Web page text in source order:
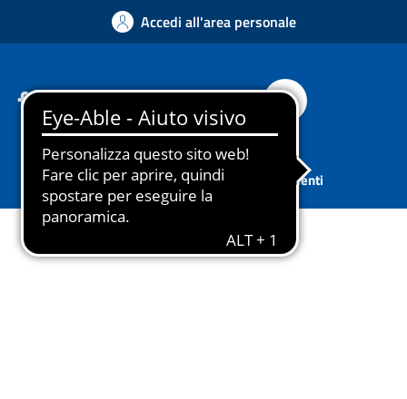
Accedi all'area personale
FacebookInstagramYouTubeWhatsapp
Sport Associazioni Tutti gli argomenti